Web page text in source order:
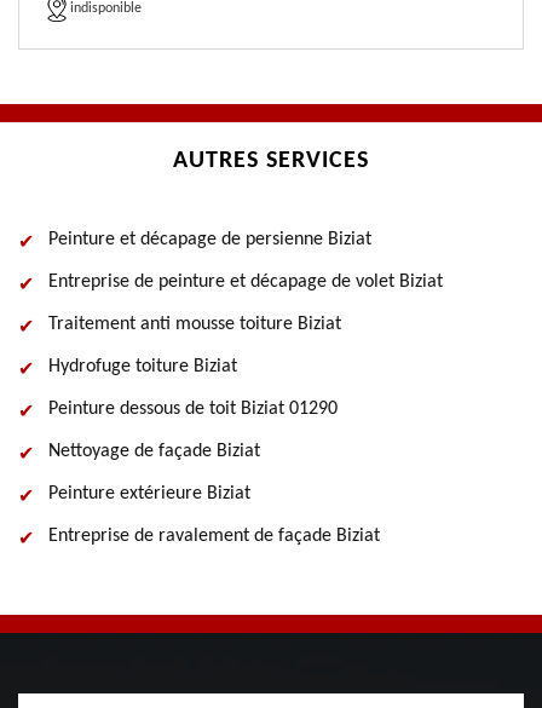
indisponible
AUTRES SERVICES
Peinture et décapage de persienne Biziat
Entreprise de peinture et décapage de volet Biziat
Traitement anti mousse toiture Biziat
Hydrofuge toiture Biziat
Peinture dessous de toit Biziat 01290
Nettoyage de façade Biziat
Peinture extérieure Biziat
Entreprise de ravalement de façade Biziat